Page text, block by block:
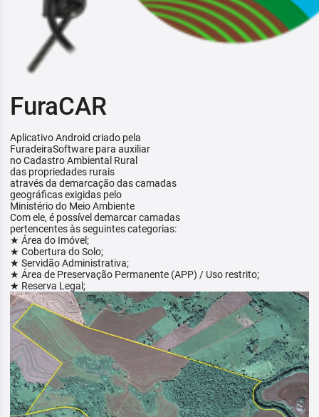
FuraCAR
Aplicativo Android criado pela
FuradeiraSoftware para auxiliar
no Cadastro Ambiental Rural
das propriedades rurais
através da demarcação das camadas
geográficas exigidas pelo
Ministério do Meio Ambiente
Com ele, é possível demarcar camadas
pertencentes às seguintes categorias:
★ Área do Imóvel;
★ Cobertura do Solo;
★ Servidão Administrativa;
★ Área de Preservação Permanente (APP) / Uso restrito;
★ Reserva Legal;